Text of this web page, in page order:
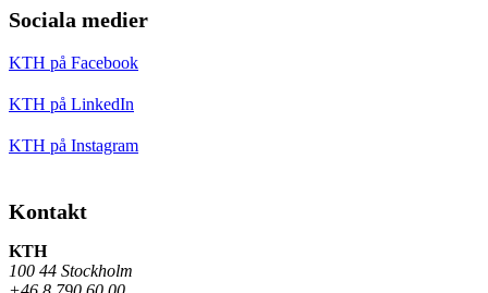
Sociala medier
KTH på Facebook
KTH på LinkedIn
KTH på Instagram
Kontakt
KTH
100 44 Stockholm